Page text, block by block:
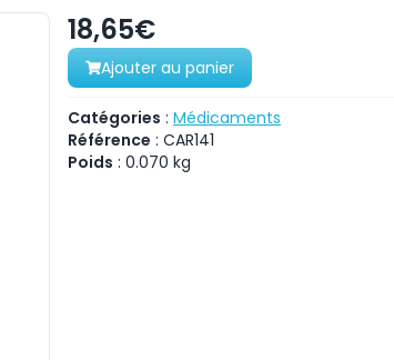
18,65€
Ajouter au panier
Catégories : Médicaments
Référence : CAR141
Poids : 0.070 kg